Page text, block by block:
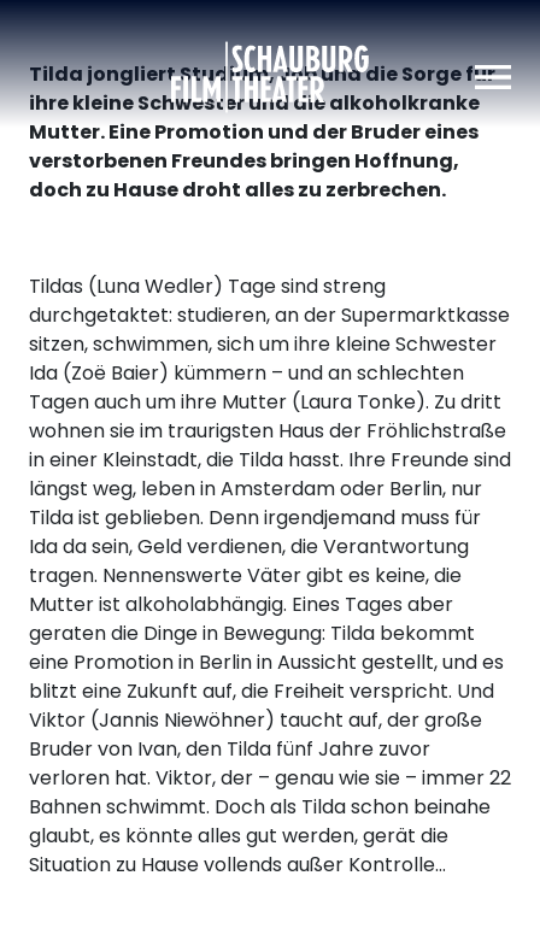
Schauburg
Tilda jongliert Studium, Job und die Sorge für
ihre kleine Schwester und die alkoholkranke
Mutter. Eine Promotion und der Bruder eines
verstorbenen Freundes bringen Hoffnung,
doch zu Hause droht alles zu zerbrechen.
Tildas (Luna Wedler) Tage sind streng
durchgetaktet: studieren, an der Supermarktkasse
sitzen, schwimmen, sich um ihre kleine Schwester
Ida (Zoë Baier) kümmern – und an schlechten
Tagen auch um ihre Mutter (Laura Tonke). Zu dritt
wohnen sie im traurigsten Haus der Fröhlichstraße
in einer Kleinstadt, die Tilda hasst. Ihre Freunde sind
längst weg, leben in Amsterdam oder Berlin, nur
Tilda ist geblieben. Denn irgendjemand muss für
Ida da sein, Geld verdienen, die Verantwortung
tragen. Nennenswerte Väter gibt es keine, die
Mutter ist alkoholabhängig. Eines Tages aber
geraten die Dinge in Bewegung: Tilda bekommt
eine Promotion in Berlin in Aussicht gestellt, und es
blitzt eine Zukunft auf, die Freiheit verspricht. Und
Viktor (Jannis Niewöhner) taucht auf, der große
Bruder von Ivan, den Tilda fünf Jahre zuvor
verloren hat. Viktor, der – genau wie sie – immer 22
Bahnen schwimmt. Doch als Tilda schon beinahe
glaubt, es könnte alles gut werden, gerät die
Situation zu Hause vollends außer Kontrolle…